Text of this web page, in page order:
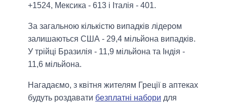
+1524, Мексика - 613 і Італія - ​​401.
За загальною кількістю випадків лідером
залишаються США - 29,4 мільйона випадків.
У трійці Бразилія - ​​11,9 мільйона та Індія -
11,6 мільйона.
Нагадаємо, з квітня жителям Греції в аптеках
будуть роздавати безплатні набори для